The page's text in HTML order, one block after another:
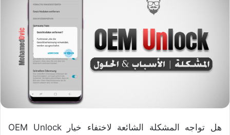
هل تواجه المشكلة الشائعة لاختفاء خيار OEM Unlock